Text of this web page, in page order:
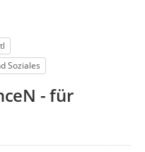
Soziales
- für